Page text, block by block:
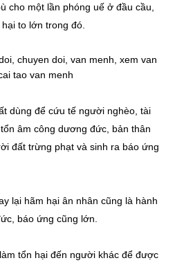
cho một lần phóng uế ở đầu cầu,
to lớn trong đó.
dùng để cứu tế người nghèo, tài
âm công dương đức, bản thân
đất trừng phạt và sinh ra báo ứng
lại hãm hại ân nhân cũng là hành
báo ứng cũng lớn.
tổn hại đến người khác để được